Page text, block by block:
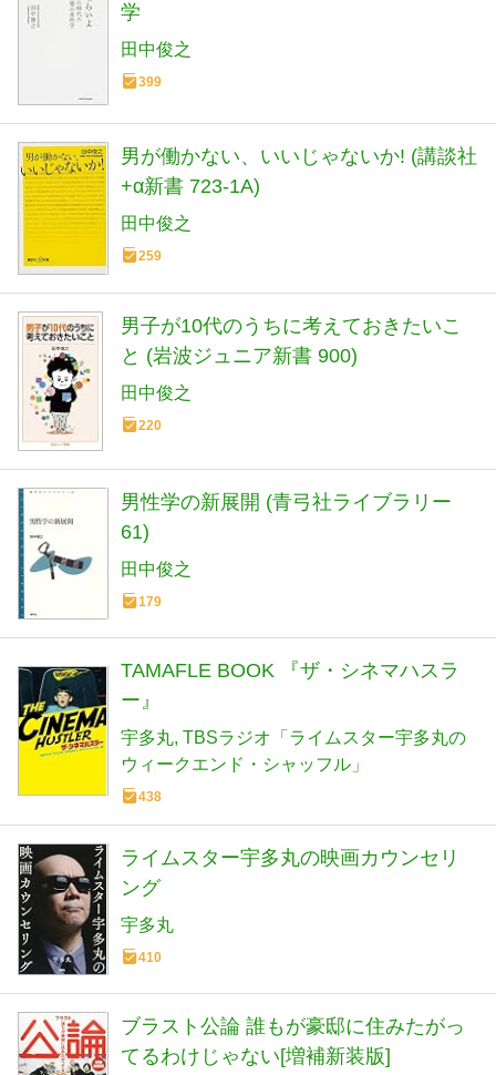
学
田中俊之
399
男が働かない、いいじゃないか! (講談社
+α新書 723-1A)
田中俊之
259
男子が10代のうちに考えておきたいこ
と (岩波ジュニア新書 900)
田中俊之
220
男性学の新展開 (青弓社ライブラリー
61)
田中俊之
179
TAMAFLE BOOK 『ザ・シネマハスラ
ー』
宇多丸 TBSラジオ「ライムスター宇多丸の
ウィークエンド・シャッフル」
438
ライムスター宇多丸の映画カウンセリ
ング
宇多丸
410
ブラスト公論 誰もが豪邸に住みたがっ
てるわけじゃない[増補新装版]